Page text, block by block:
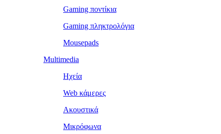
Gaming ποντίκια
Gaming πληκτρολόγια
Mousepads
Multimedia
Ηχεία
Web κάμερες
Ακουστικά
Μικρόφωνα